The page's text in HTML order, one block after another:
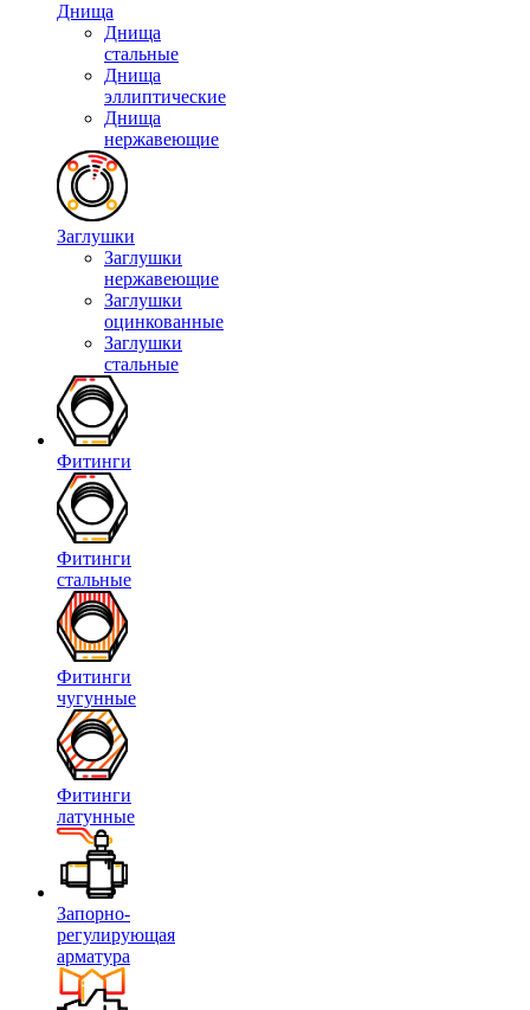
Днища
Днища
стальные
Днища
эллиптические
Днища
нержавеющие
Заглушки
Заглушки
нержавеющие
Заглушки
оцинкованные
Заглушки
стальные
Фитинги
Фитинги
стальные
Фитинги
чугунные
Фитинги
латунные
Запорно-
регулирующая
арматура